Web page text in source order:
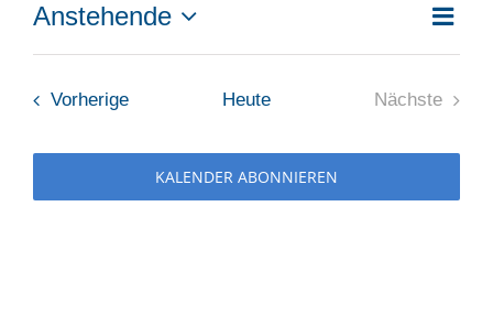
Liste
Anstehende
Datum
VorherigeVeranstaltungen
Heute
Nächste
KALENDER ABONNIEREN